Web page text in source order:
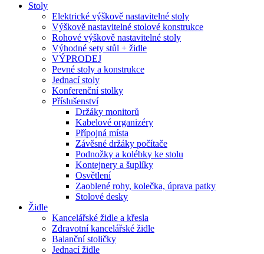
Stoly
Elektrické výškově nastavitelné stoly
Výškově nastavitelné stolové konstrukce
Rohové výškově nastavitelné stoly
Výhodné sety stůl + židle
VÝPRODEJ
Pevné stoly a konstrukce
Jednací stoly
Konferenční stolky
Příslušenství
Držáky monitorů
Kabelové organizéry
Přípojná místa
Závěsné držáky počítače
Podnožky a kolébky ke stolu
Kontejnery a šuplíky
Osvětlení
Zaoblené rohy, kolečka, úprava patky
Stolové desky
Židle
Kancelářské židle a křesla
Zdravotní kancelářské židle
Balanční stoličky
Jednací židle